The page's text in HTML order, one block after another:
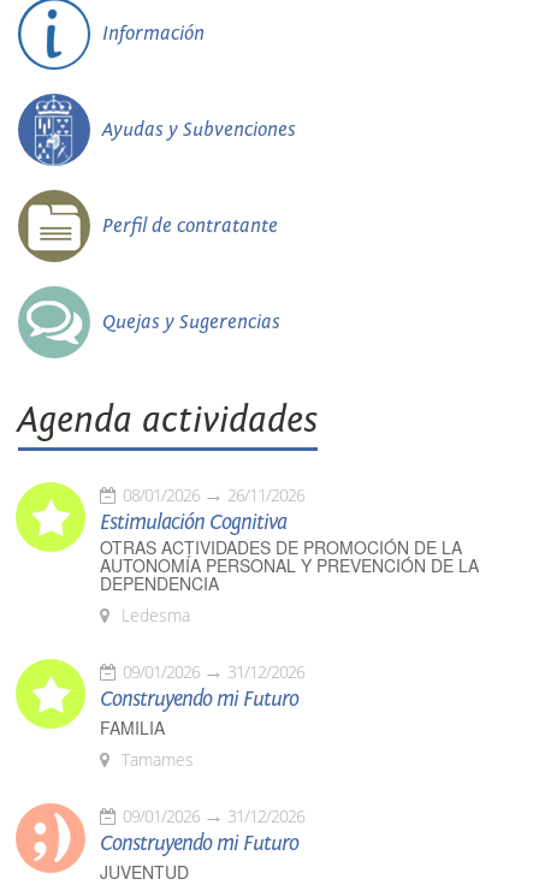
Información
Ayudas y Subvenciones
Perfil de contratante
Quejas y Sugerencias
Agenda actividades
08/01/2026 26/11/2026
Estimulación Cognitiva
OTRAS ACTIVIDADES DE PROMOCIÓN DE LA
AUTONOMÍA PERSONAL Y PREVENCIÓN DE LA
DEPENDENCIA
Ledesma
09/01/2026 31/12/2026
Construyendo mi Futuro
FAMILIA
Tamames
09/01/2026 31/12/2026
Construyendo mi Futuro
JUVENTUD